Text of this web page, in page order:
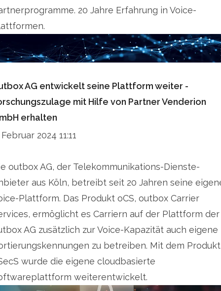
20 Jahre Erfahrung in Voice-
AG entwickelt seine Plattform weiter -
mit Hilfe von Partner Venderion
erhalten
2024 11:11
outbox AG, der Telekommunikations-Dienste-
aus Köln, betreibt seit 20 Jahren seine
Plattform. Das Produkt oCS, outbox Carrier
ermöglicht es Carriern auf der Plattform der
AG zusätzlich zur Voice-Kapazität auch eigene
zu betreiben. Mit dem Produkt
wurde die eigene cloudbasierte
weiterentwickelt.